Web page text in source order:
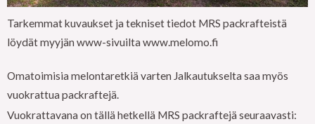
Tarkemmat kuvaukset ja tekniset tiedot MRS packrafteistä
löydät myyjän www-sivuilta www.melomo.fi
Omatoimisia melontaretkiä varten Jalkautukselta saa myös
vuokrattua packraftejä.
Vuokrattavana on tällä hetkellä MRS packraftejä seuraavasti: